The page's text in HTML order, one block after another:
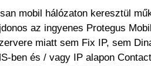
mobil hálózaton keresztül
az ingyenes Protegus
miatt sem Fix IP, sem
ben és / vagy IP alapon